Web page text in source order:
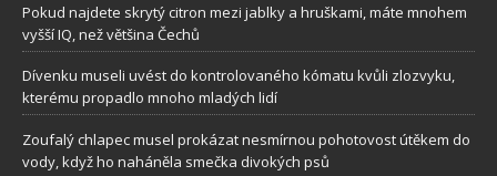
Pokud najdete skrytý citron mezi jablky a hruškami, máte mnohem
vyšší IQ, než většina Čechů
Dívenku museli uvést do kontrolovaného kómatu kvůli zlozvyku,
kterému propadlo mnoho mladých lidí
Zoufalý chlapec musel prokázat nesmírnou pohotovost útěkem do
vody, když ho naháněla smečka divokých psů